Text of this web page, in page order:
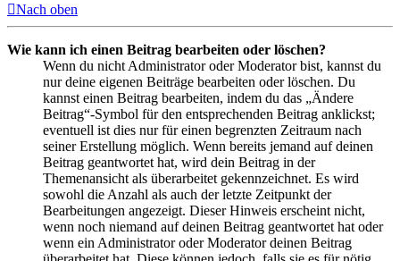
Nach oben
Wie kann ich einen Beitrag bearbeiten oder löschen?
Wenn du nicht Administrator oder Moderator bist, kannst du
nur deine eigenen Beiträge bearbeiten oder löschen. Du
kannst einen Beitrag bearbeiten, indem du das „Ändere
Beitrag“-Symbol für den entsprechenden Beitrag anklickst;
eventuell ist dies nur für einen begrenzten Zeitraum nach
seiner Erstellung möglich. Wenn bereits jemand auf deinen
Beitrag geantwortet hat, wird dein Beitrag in der
Themenansicht als überarbeitet gekennzeichnet. Es wird
sowohl die Anzahl als auch der letzte Zeitpunkt der
Bearbeitungen angezeigt. Dieser Hinweis erscheint nicht,
wenn noch niemand auf deinen Beitrag geantwortet hat oder
wenn ein Administrator oder Moderator deinen Beitrag